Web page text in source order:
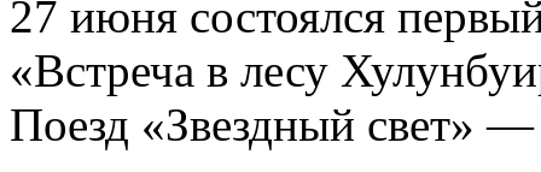
27 июня состоялся
«Встреча в лесу
Поезд «Звездный свет»